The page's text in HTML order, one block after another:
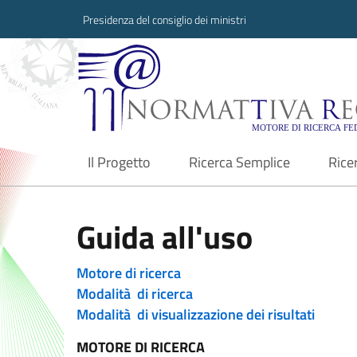
Presidenza del consiglio dei ministri
Normattiva
Il Progetto
current Ricerca Semplice
Guida all'uso
Motore di ricerca
Modalità di ricerca
Modalità di visualizzazione dei risultati
MOTORE DI RICERCA